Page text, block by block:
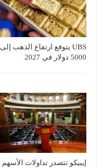
UBS يتوقع ارتفاع الذهب إلى
5000 دولار في 2027
إيبيكو تتصدر تداولات الأسهم